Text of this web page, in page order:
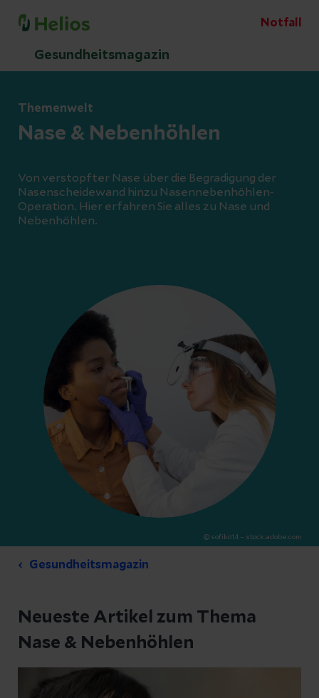
Notfall
Gesundheitsmagazin
Themenwelt
Nase & Nebenhöhlen
Von verstopfter Nase über die Begradigung der
Nasenscheidewand hinzu Nasennebenhöhlen-
Operation. Hier erfahren Sie alles zu Nase und
Nebenhöhlen.
© sofiko14 – stock.adobe.com
Gesundheitsmagazin
Neueste Artikel zum Thema
Nase & Nebenhöhlen